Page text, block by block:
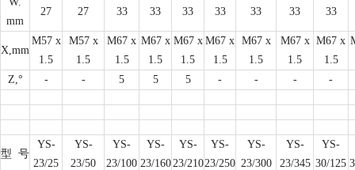
mm
27 27 33 33 33 33 33 33 33
X,mm
M57 x
1.5
M57 x
1.5
M67 x
1.5
M67 x
1.5
M67 x
1.5
M67 x
1.5
M67 x
1.5
M67 x
1.5
M67 x
1.5
Z,° - - 5 5 5 - - - -
型 号
YS-
23/25
YS-
23/50
YS-
23/100
YS-
23/160
YS-
23/210
YS-
23/250
YS-
23/300
YS-
23/345
YS-
30/125